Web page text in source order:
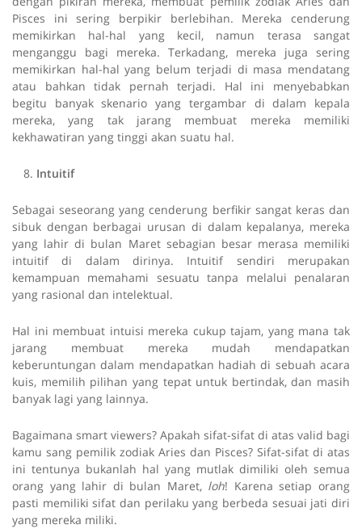
Pisces ini sering berpikir berlebihan. Mereka cenderung
memikirkan hal-hal yang kecil, namun terasa sangat
menganggu bagi mereka. Terkadang, mereka juga sering
memikirkan hal-hal yang belum terjadi di masa mendatang
atau bahkan tidak pernah terjadi. Hal ini menyebabkan
begitu banyak skenario yang tergambar di dalam kepala
mereka, yang tak jarang membuat mereka memiliki
kekhawatiran yang tinggi akan suatu hal.
Intuitif
Sebagai seseorang yang cenderung berfikir sangat keras dan
sibuk dengan berbagai urusan di dalam kepalanya, mereka
yang lahir di bulan Maret sebagian besar merasa memiliki
intuitif di dalam dirinya. Intuitif sendiri merupakan
kemampuan memahami sesuatu tanpa melalui penalaran
yang rasional dan intelektual.
Hal ini membuat intuisi mereka cukup tajam, yang mana tak
jarang membuat mereka mudah mendapatkan
keberuntungan dalam mendapatkan hadiah di sebuah acara
kuis, memilih pilihan yang tepat untuk bertindak, dan masih
banyak lagi yang lainnya.
Bagaimana smart viewers? Apakah sifat-sifat di atas valid bagi
kamu sang pemilik zodiak Aries dan Pisces? Sifat-sifat di atas
ini tentunya bukanlah hal yang mutlak dimiliki oleh semua
orang yang lahir di bulan Maret, loh! Karena setiap orang
pasti memiliki sifat dan perilaku yang berbeda sesuai jati diri
yang mereka miliki.